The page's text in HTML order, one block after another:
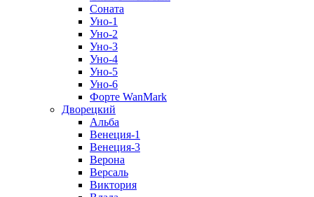
Соната
Уно-1
Уно-2
Уно-3
Уно-4
Уно-5
Уно-6
Форте WanMark
Дворецкий
Альба
Венеция-1
Венеция-3
Верона
Версаль
Виктория